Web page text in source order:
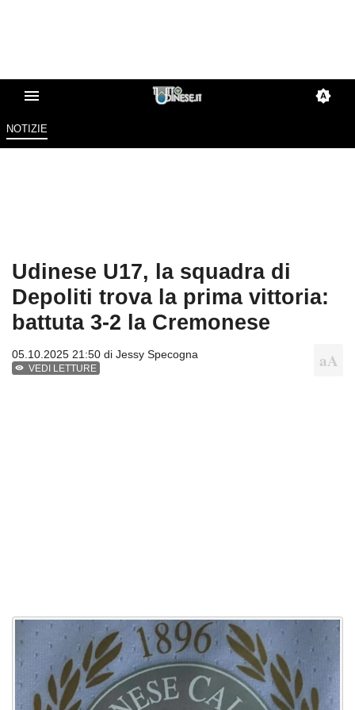
NOTIZIE
Udinese U17, la squadra di
Depoliti trova la prima vittoria:
battuta 3-2 la Cremonese
05.10.2025 21:50 di Jessy Specogna
VEDI LETTURE